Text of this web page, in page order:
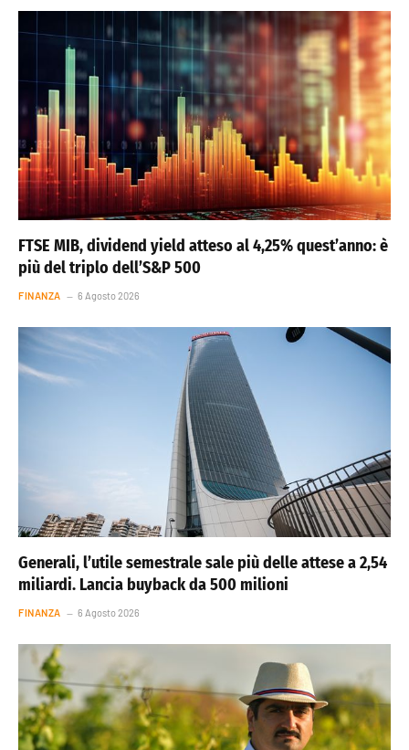
FTSE MIB, dividend yield atteso al 4,25% quest’anno: è
più del triplo dell’S&P 500
FINANZA 6 Agosto 2026
Generali, l’utile semestrale sale più delle attese a 2,54
miliardi. Lancia buyback da 500 milioni
FINANZA 6 Agosto 2026